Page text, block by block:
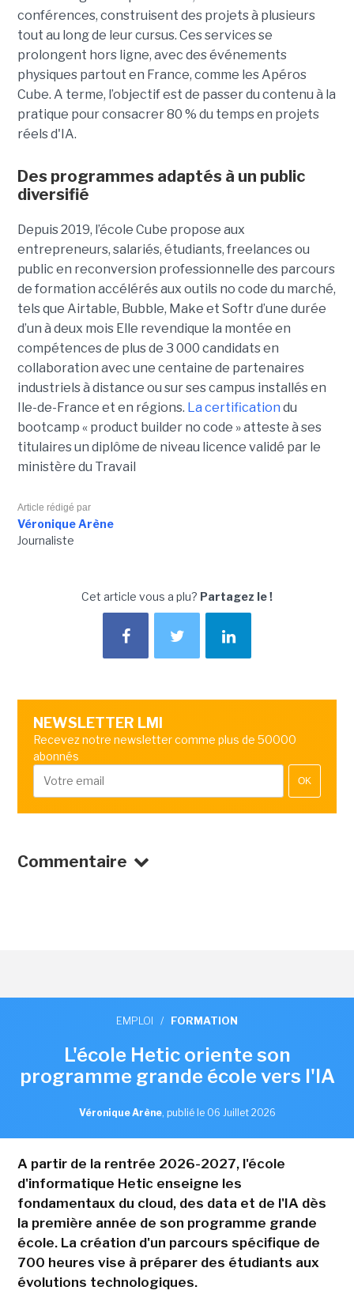
conférences, construisent des projets à plusieurs
tout au long de leur cursus. Ces services se
prolongent hors ligne, avec des événements
physiques partout en France, comme les Apéros
Cube. A terme, l’objectif est de passer du contenu à la
pratique pour consacrer 80 % du temps en projets
réels d'IA.
Des programmes adaptés à un public
diversifié
Depuis 2019, l’école Cube propose aux
entrepreneurs, salariés, étudiants, freelances ou
public en reconversion professionnelle des parcours
de formation accélérés aux outils no code du marché,
tels que Airtable, Bubble, Make et Softr d’une durée
d’un à deux mois Elle revendique la montée en
compétences de plus de 3 000 candidats en
collaboration avec une centaine de partenaires
industriels à distance ou sur ses campus installés en
Ile-de-France et en régions. La certification du
bootcamp « product builder no code » atteste à ses
titulaires un diplôme de niveau licence validé par le
ministère du Travail
Article rédigé par
Véronique Arène
Journaliste
Cet article vous a plu? Partagez le !
NEWSLETTER LMI
Recevez notre newsletter comme plus de 50000
abonnés
OK
Commentaire
EMPLOI / FORMATION
L'école Hetic oriente son
programme grande école vers l'IA
Véronique Arène, publié le 06 Juillet 2026
A partir de la rentrée 2026-2027, l'école
d'informatique Hetic enseigne les
fondamentaux du cloud, des data et de l'IA dès
la première année de son programme grande
école. La création d'un parcours spécifique de
700 heures vise à préparer des étudiants aux
évolutions technologiques.